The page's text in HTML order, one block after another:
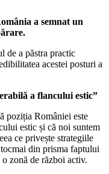
a semnat un
de a păstra practic
acestei posturi a
a flancului estic”
poziția României este
estic și că noi suntem
ce privește strategiile
din prisma faptului
zonă de război activ.